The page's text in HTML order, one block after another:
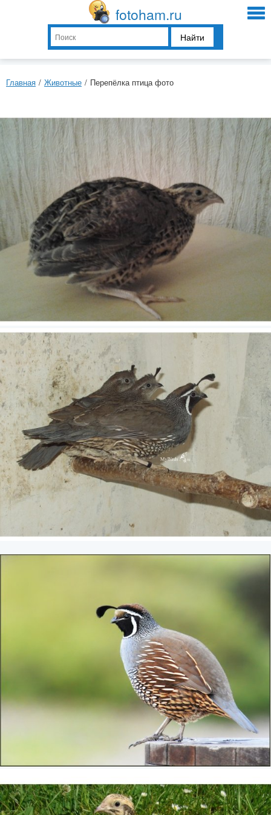
fotoham.ru
Найти
Главная / Животные / Перепёлка птица фото